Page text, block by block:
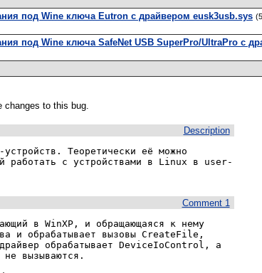
под Wine ключа Eutron с драйвером eusk3usb.sys
под Wine ключа SafeNet USB SuperPro/UltraPro с
changes to this bug.
Description
устройств. Теоретически её можно
работать с устройствами в Linux в user-
Comment 1
в WinXP, и обращающаяся к нему
и обрабатывает вызовы CreateFile,
обрабатывает DeviceIoControl, а
вызываются.